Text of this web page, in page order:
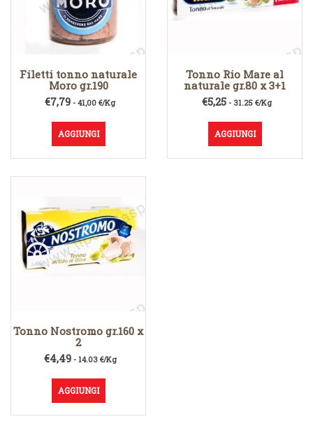
Filetti tonno naturale
Moro gr.190
€7,79 - 41,00 €/Kg
AGGIUNGI
Tonno Rio Mare al
naturale gr.80 x 3+1
€5,25- 31.25 €/Kg
AGGIUNGI
Tonno Nostromo gr.160 x
2
€4,49- 14.03 €/Kg
AGGIUNGI